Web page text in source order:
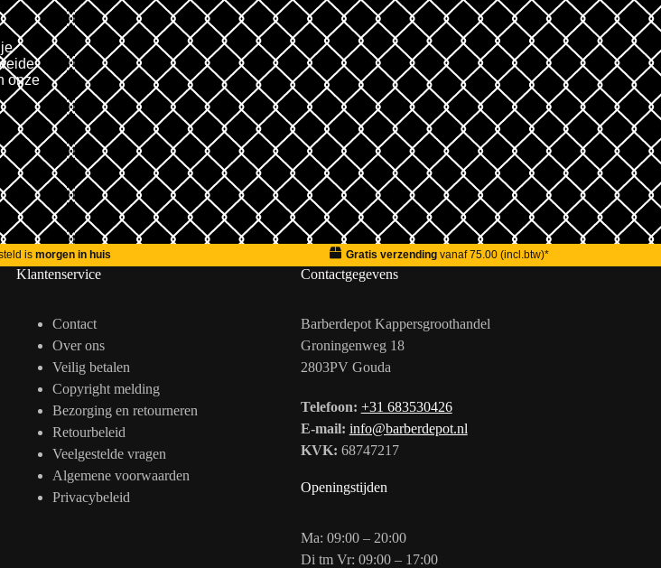
onze
ismorgen in huis Gratis verzendingvanaf 75.00 (incl.btw)*
Klantenservice
Contact
Over ons
Veilig betalen
Copyright melding
Bezorging en retourneren
Retourbeleid
Veelgestelde vragen
Algemene voorwaarden
Privacybeleid
Contactgegevens
Barberdepot Kappersgroothandel
Groningenweg 18
2803PV Gouda
Telefoon: +31 683530426
E-mail: info@barberdepot.nl
KVK: 68747217
Openingstijden
Ma: 09:00 – 20:00
Di tm Vr: 09:00 – 17:00